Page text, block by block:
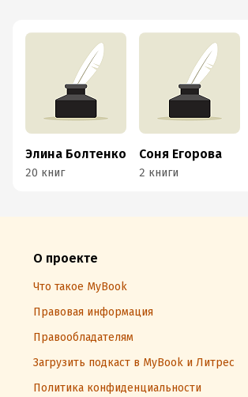
Элина Болтенко
20 книг
Соня Егорова
2 книги
О проекте
Что такое MyBook
Правовая информация
Правообладателям
Загрузить подкаст в MyBook и Литрес
Политика конфиденциальности